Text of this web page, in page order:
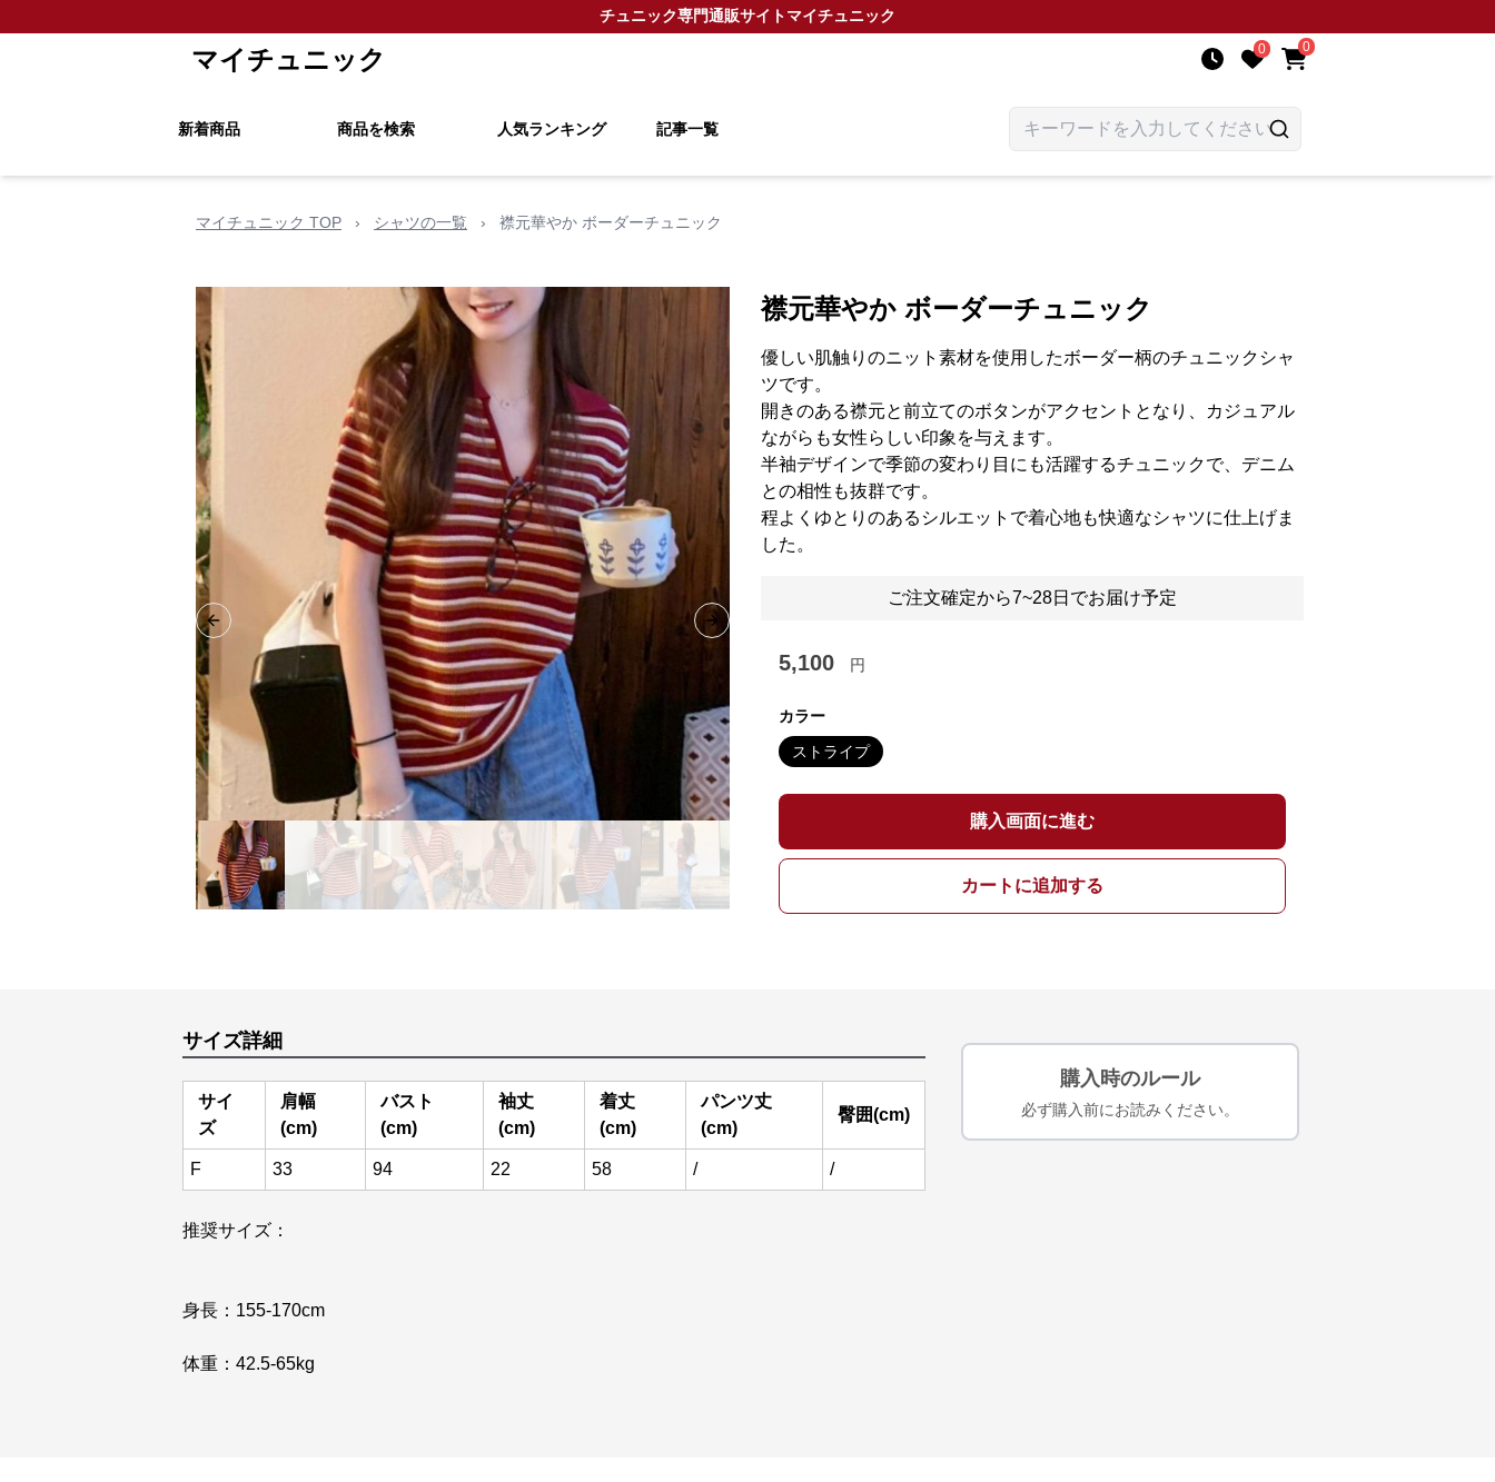
チュニック専門通販サイトマイチュニック
マイチュニック 0 0
新着商品 商品を検索 人気ランキング 記事一覧
マイチュニック TOP › シャツの一覧 › 襟元華やか ボーダーチュニック
Previous slide Next slide
襟元華やか ボーダーチュニック
優しい肌触りのニット素材を使用したボーダー柄のチュニックシャ
ツです。
開きのある襟元と前立てのボタンがアクセントとなり、カジュアル
ながらも女性らしい印象を与えます。
半袖デザインで季節の変わり目にも活躍するチュニックで、デニム
との相性も抜群です。
程よくゆとりのあるシルエットで着心地も快適なシャツに仕上げま
した。
ご注文確定から7~28日でお届け予定
5,100 円
カラー
ストライプ
購入画面に進む
カートに追加する
サイズ詳細
サイ
ズ
肩幅
(cm)
バスト
(cm)
袖丈
(cm)
着丈
(cm)
パンツ丈
(cm)
臀囲(cm)
F 33 94 22 58 / /
推奨サイズ：
身長：155-170cm
体重：42.5-65kg
購入時のルール
必ず購入前にお読みください。